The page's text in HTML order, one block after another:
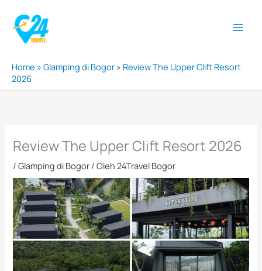
konten
Home » Glamping di Bogor » Review The Upper Clift Resort
2026
Review The Upper Clift Resort 2026
/Glamping di Bogor / Oleh24Travel Bogor